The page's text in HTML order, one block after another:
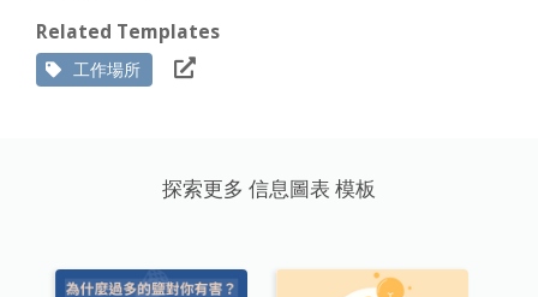
Related Templates
工作場所
探索更多 信息圖表 模板